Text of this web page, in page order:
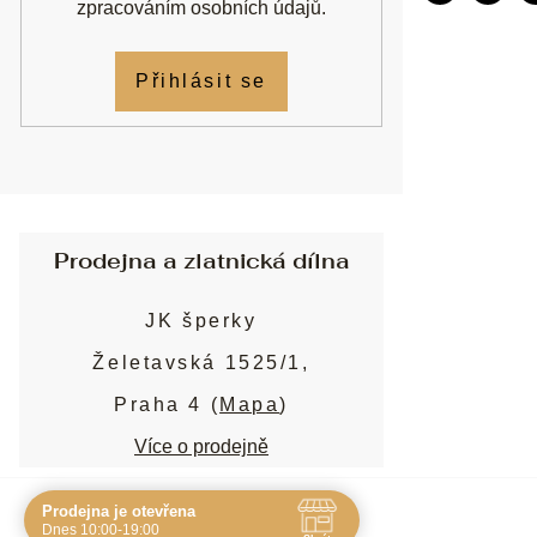
zpracováním osobních údajů.
Přihlásit se
Prodejna a zlatnická dílna
JK šperky
Želetavská 1525/1,
Praha 4 ( Mapa)
Více o prodejně
Prodejna je otevřena
Dnes 10:00-19:00
Navštivte nás osobně